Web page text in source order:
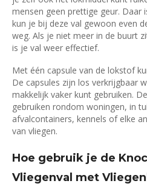
mensen geen prettige geur. Daar
kun je bij deze val gewoon even
weg. Als je niet meer in de buurt
is je val weer effectief.
Met één capsule van de lokstof
De capsules zijn los verkrijgbaar
makkelijk vaker kunt gebruiken.
gebruiken rondom woningen, in
afvalcontainers, kennels of elke
van vliegen.
Hoe gebruik je de
Vliegenval met